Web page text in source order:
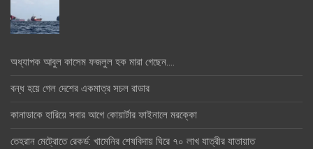
অধ্যাপক আবুল কাসেম ফজলুল হক মারা গেছেন….
বন্ধ হয়ে গেল দেশের একমাত্র সচল রাডার
কানাডাকে হারিয়ে সবার আগে কোয়ার্টার ফাইনালে মরক্কো
তেহরান মেট্রোতে রেকর্ড: খামেনির শেষবিদায় ঘিরে ৭০ লাখ যাত্রীর যাতায়াত